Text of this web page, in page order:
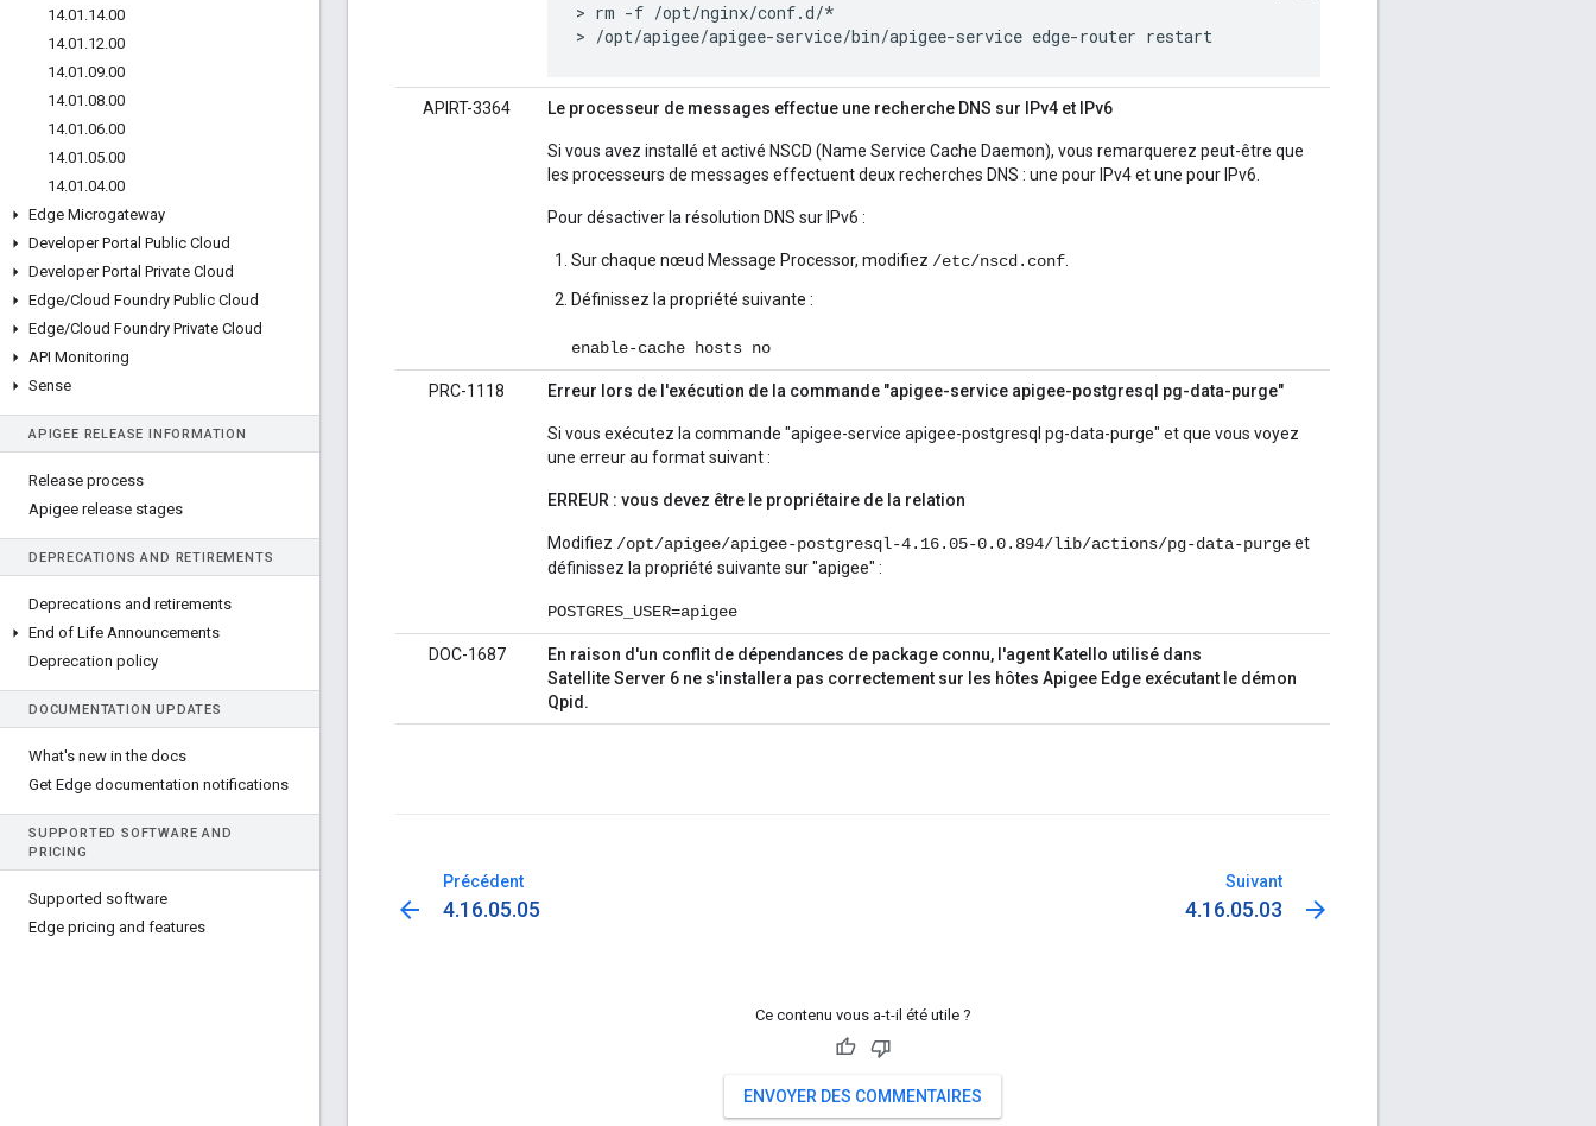
14.01 .14.00
14.01 .12.00
14.01 .09.00
14.01 .08.00
14.01 .06.00
14.01 .05.00
14.01 .04.00
Edge Microgateway
Developer Portal Public Cloud
Developer Portal Private Cloud
Edge/Cloud Foundry Public Cloud
Edge/Cloud Foundry Private Cloud
API Monitoring
Sense
APIGEE RELEASE INFORMATION
Release process
Apigee release stages
DEPRECATIONS AND RETIREMENTS
Deprecations and retirements
End of Life Announcements
Deprecation policy
DOCUMENTATION UPDATES
What's new in the docs
Get Edge documentation notifications
SUPPORTED SOFTWARE AND
PRICING
Supported software
Edge pricing and features
> rm -f /opt/nginx/conf.d/*
> /opt/apigee/apigee-service/bin/apigee-service edge-router restart
APIRT-3364 Le processeur de messages effectue une recherche DNS sur IPv4 et IPv6
Si vous avez installé et activé NSCD (Name Service Cache Daemon), vous remarquerez peut-être que
les processeurs de messages effectuent deux recherches DNS : une pour IPv4 et une pour IPv6.
Pour désactiver la résolution DNS sur IPv6 :
Sur chaque nœud Message Processor, modifiez /etc/nscd.conf
Définissez la propriété suivante :
enable-cache hosts no
PRC-1118 Erreur lors de l'exécution de la commande "apigee-service apigee-postgresql pg-data-purge"
Si vous exécutez la commande "apigee-service apigee-postgresql pg-data-purge" et que vous voyez
une erreur au format suivant :
ERREUR : vous devez être le propriétaire de la relation
Modifiez /opt/apigee/apigee-postgresql-4.16.05-0.0.894/lib/actions/pg-data-purgeet
définissez la propriété suivante sur "apigee" :
POSTGRES_USER=apigee
DOC-1687
En raison d'un conflit de dépendances de package connu, l'agent Katello utilisé dans
Satellite Server 6 ne s'installera pas correctement sur les hôtes Apigee Edge exécutant le démon
Qpid.
Précédent
arrow_back 4.16.05.05
Suivant
4.16.05.03 arrow_forward
Ce contenu vous a-t-il été utile ?
ENVOYER DES COMMENTAIRES